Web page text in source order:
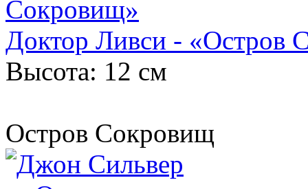
Доктор Ливси - «Остров
Высота: 12 см
Остров Сокровищ